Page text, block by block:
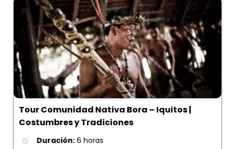
Tour Comunidad Nativa Bora – Iquitos |
Costumbres y Tradiciones
Duración: 6 horas